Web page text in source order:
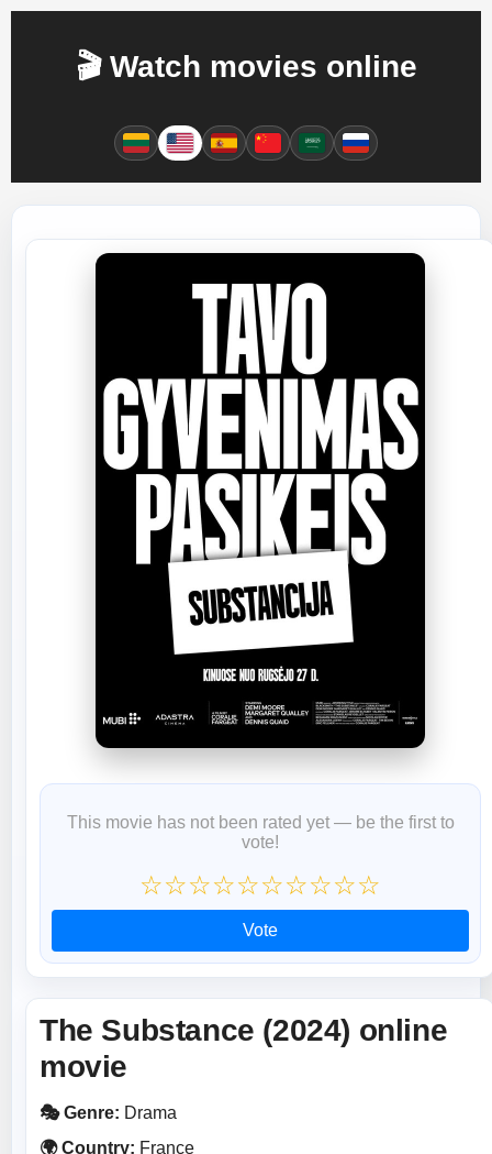
🎬 Watch movies online
This movie has not been rated yet — be the first to
vote!
☆☆☆☆☆☆☆☆☆☆
Vote
The Substance (2024) online
movie
🎭 Genre: Drama
🌍 Country: France